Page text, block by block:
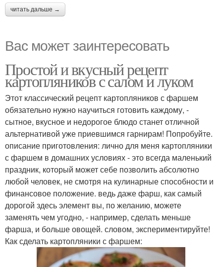
читать дальше →
Вас может заинтересовать
Простой и вкусный рецепт
картопляников с салом и луком
Этот классический рецепт картопляников с фаршем
обязательно нужно научиться готовить каждому, -
сытное, вкусное и недорогое блюдо станет отличной
альтернативой уже приевшимся гарнирам! Попробуйте.
описание приготовления: лично для меня картопляники
с фаршем в домашних условиях - это всегда маленький
праздник, который может себе позволить абсолютно
любой человек, не смотря на кулинарные способности и
финансовое положение. ведь даже фарш, как самый
дорогой здесь элемент вы, по желанию, можете
заменять чем угодно, - например, сделать меньше
фарша, и больше овощей. словом, экспериментируйте!
Как сделать картопляники с фаршем: